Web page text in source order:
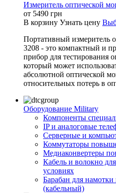
Измеритель оптической
от 5490 грн
В корзину Узнать цену
Портативный измеритель
3208 - это компактный и
прибор для тестирования
который может
абсолютной оптической
относительных потерь в
Оборудование Military
Компоненты
IP и аналоговые
Серверные и
Коммутаторы
Медиаконвертеры
Кабель и волокно
условиях
Барабан для намотки
(кабельный)